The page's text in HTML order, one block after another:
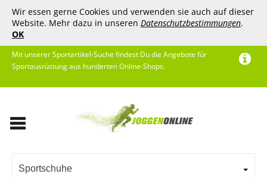
Wir essen gerne Cookies und verwenden sie auch auf dieser
Website. Mehr dazu in unseren Datenschutzbestimmungen.
OK
Mit unserer Sportartikel-Suche findest Du die Angebote für
Sportausrüstung aus hunderten Online-Shops.
Sportschuhe